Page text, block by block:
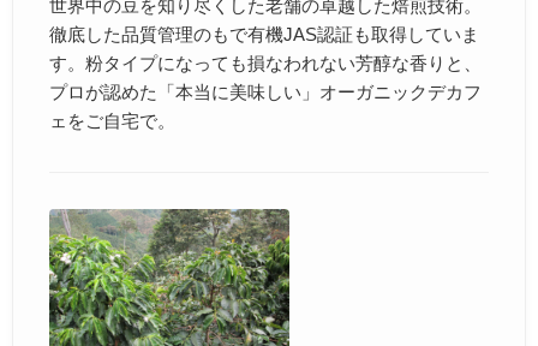
世界中の豆を知り尽くした老舗の卓越した焙煎技術。
徹底した品質管理のもで有機JAS認証も取得していま
す。粉タイプになっても損なわれない芳醇な香りと、
プロが認めた「本当に美味しい」オーガニックデカフ
ェをご自宅で。